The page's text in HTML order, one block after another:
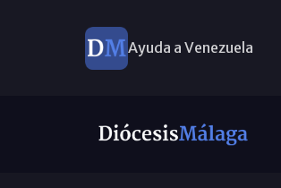
Ayuda a Venezuela